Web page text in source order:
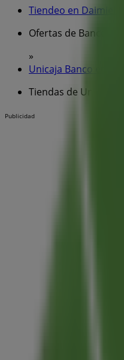
Tiendeo en Daimiel
Ofertas de Bancos y
»
Unicaja Banco en
Tiendas de Unicaja
Publicidad